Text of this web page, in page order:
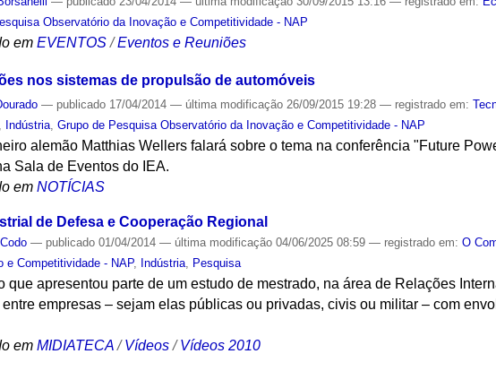
Observatório da Inovação e Competitividade - NAP
em EVENTOS /Eventos e Reuniões
nos sistemas de propulsão de automóveis
— publicado 17/04/2014— última modificação 26/09/2015 19:28— registrado em:
Indústria,Grupo de Pesquisa Observatório da Inovação e Competitividade - NAP
alemão Matthias Wellers falará sobre o tema na conferência "Future
Sala de Eventos do IEA.
em NOTÍCIAS
de Defesa e Cooperação Regional
— publicado 01/04/2014— última modificação 04/06/2025 08:59— registrado em:O
e Competitividade - NAP, Indústria, Pesquisa
que apresentou parte de um estudo de mestrado, na área de Relações
empresas – sejam elas públicas ou privadas, civis ou militar – com
em MIDIATECA /Vídeos /Vídeos 2010